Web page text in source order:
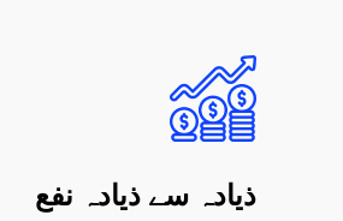
ذیادہ سے ذیادہ نفع